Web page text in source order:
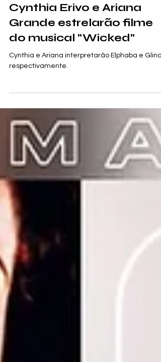
5 de nov. de 2021
1 min de leitura
Cynthia Erivo e Ariana
Grande estrelarão filme
do musical "Wicked"